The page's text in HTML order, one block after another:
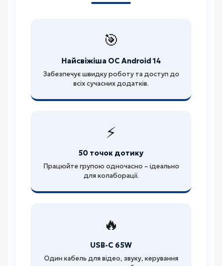
🎯
Найсвіжіша ОС Android 14
Забезпечує швидку роботу та доступ до
всіх сучасних додатків.
⚡
50 точок дотику
Працюйте групою одночасно – ідеально
для колаборації.
🔥
USB-C 65W
Один кабель для відео, звуку, керування